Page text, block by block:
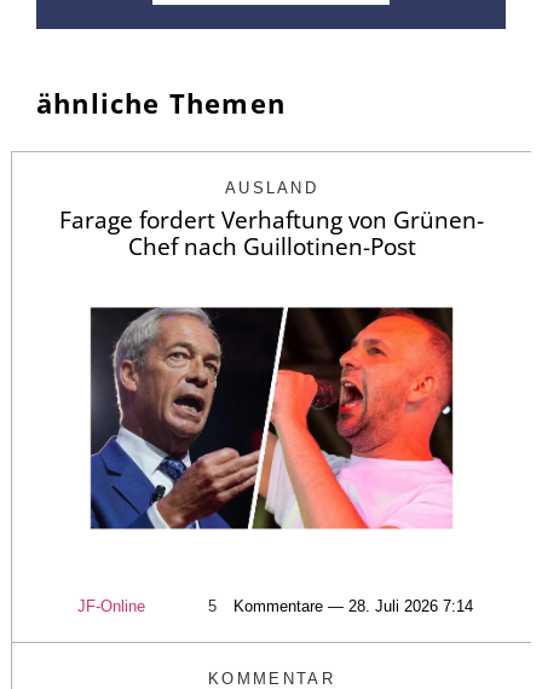
ähnliche Themen
AUSLAND
Farage fordert Verhaftung von Grünen-
Chef nach Guillotinen-Post
JF-Online 5 Kommentare — 28. Juli 2026 7:14
KOMMENTAR